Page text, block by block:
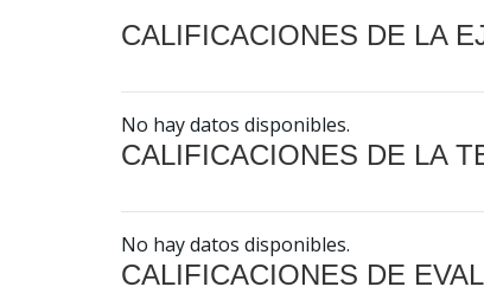
CALIFICACIONES DE LA
No hay datos disponibles.
CALIFICACIONES DE LA
No hay datos disponibles.
CALIFICACIONES DE